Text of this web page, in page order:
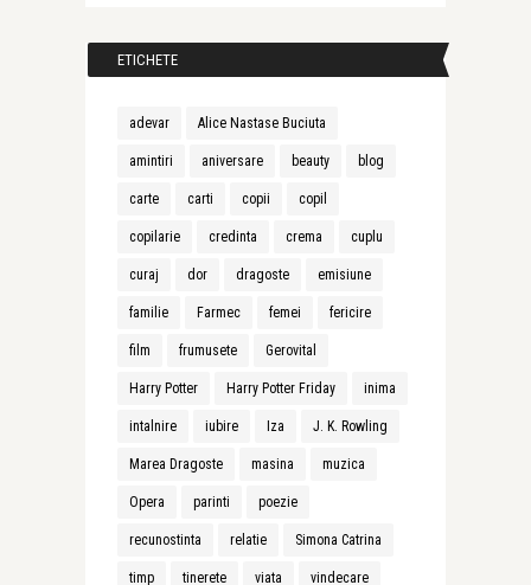
ETICHETE
adevar Alice Nastase Buciuta
amintiri aniversare beauty blog
carte carti copii copil
copilarie credinta crema cuplu
curaj dor dragoste emisiune
familie Farmec femei fericire
film frumusete Gerovital
Harry Potter Harry Potter Friday inima
intalnire iubire Iza J. K. Rowling
Marea Dragoste masina muzica
Opera parinti poezie
recunostinta relatie Simona Catrina
timp tinerete viata vindecare